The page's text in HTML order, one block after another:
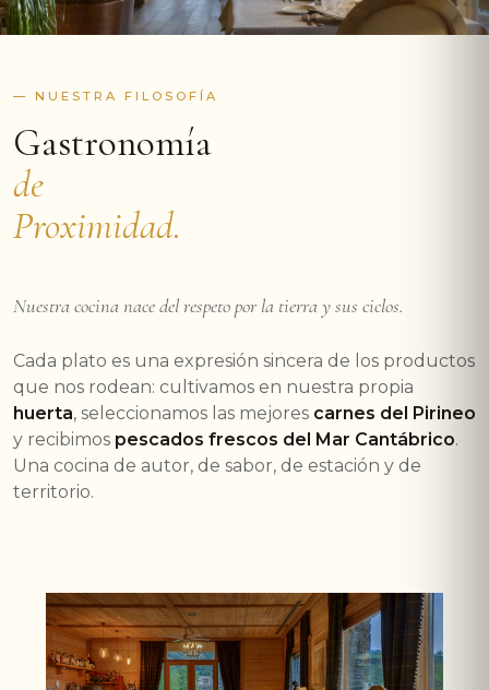
— NUESTRA FILOSOFÍA
Gastronomía
de
Proximidad.
Nuestra cocina nace del respeto por la tierra y sus ciclos.
Cada plato es una expresión sincera de los productos
que nos rodean: cultivamos en nuestra propia
huerta, seleccionamos las mejores carnes del Pirineo
y recibimos pescados frescos del Mar Cantábrico.
Una cocina de autor, de sabor, de estación y de
territorio.